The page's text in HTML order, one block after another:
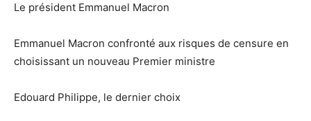
Le président Emmanuel Macron
Emmanuel Macron confronté aux risques de censure en
choisissant un nouveau Premier ministre
Edouard Philippe, le dernier choix